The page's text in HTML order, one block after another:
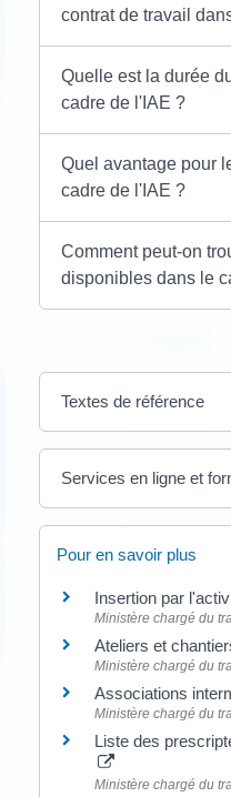
contrat de travail
Quelle est la durée
cadre de l'IAE ?
Quel avantage pour
cadre de l'IAE ?
Comment peut-on
disponibles dans le
Textes de référence
Services en ligne et
Pour en savoir plus
Insertion par
Ministère chargé du
Ateliers et
Ministère chargé du
Associations
Ministère chargé du
Liste des
Ministère chargé du